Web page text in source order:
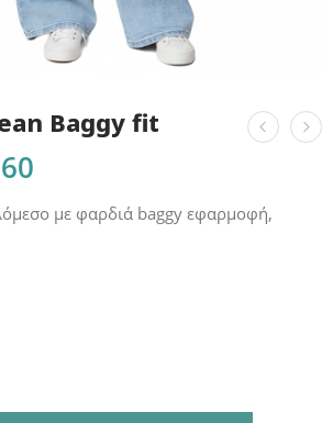
Baggy fit
με φαρδιά baggy εφαρμοφή,